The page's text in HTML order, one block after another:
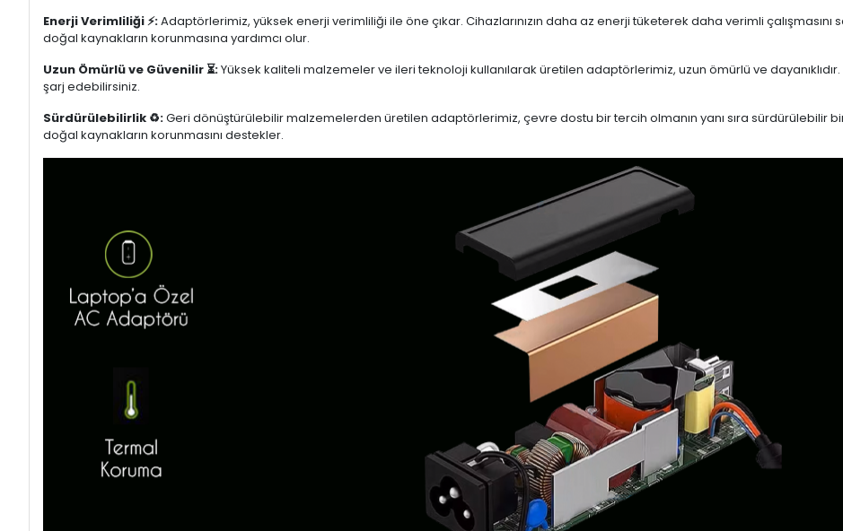
Enerji Verimliliği ⚡:Adaptörlerimiz, yüksek enerji verimliliği ile öne çıkar. Cihazlarınızın daha az enerji tüketerek daha verimli çalışmasını
doğal kaynakların korunmasına yardımcı olur.
Uzun Ömürlü ve Güvenilir ⏳:Yüksek kaliteli malzemeler ve ileri teknoloji kullanılarak üretilen adaptörlerimiz, uzun ömürlü ve
şarj edebilirsiniz.
Sürdürülebilirlik ♻️:Geri dönüştürülebilir malzemelerden üretilen adaptörlerimiz, çevre dostu bir tercih olmanın yanı sıra sürdürülebilir bir
doğal kaynakların korunmasını destekler.